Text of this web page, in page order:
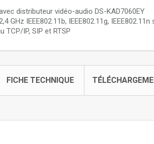
distributeur vidéo-audio DS-KAD7060EY
GHz IEEE802.11b, IEEE802.11g,
TCP/IP, SIP et RTSP
FICHE TECHNIQUE